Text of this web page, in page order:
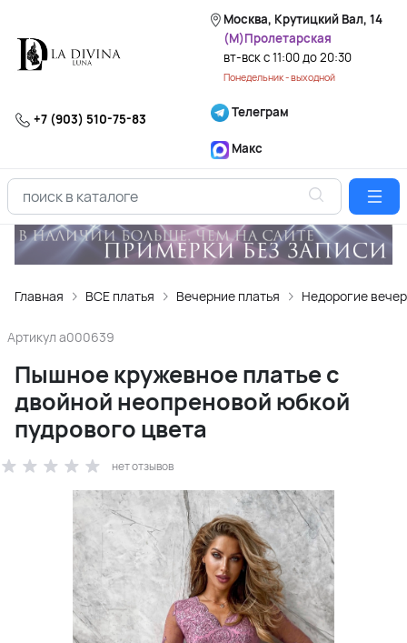
Москва, Крутицкий Вал, 14
(М)Пролетарская
вт-вск с 11:00 до 20:30
Понедельник - выходной
+7 (903) 510-75-83 Телеграм
Макс
Главная ВСЕ платья Вечерние платья Недорогие
Артикул a000639
Пышное кружевное платье с
двойной неопреновой юбкой
пудрового цвета
нет отзывов